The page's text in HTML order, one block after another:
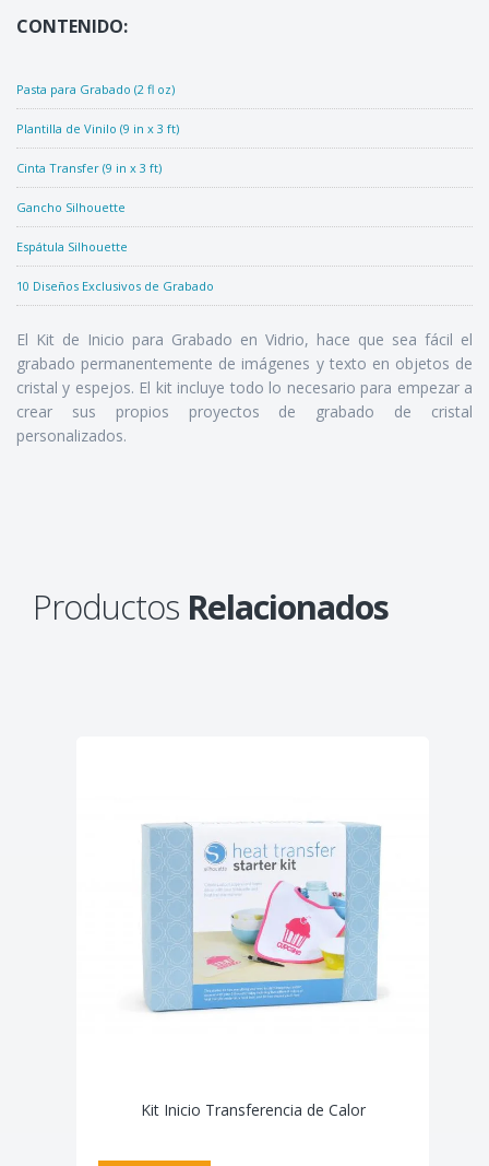
CONTENIDO:
Pasta para Grabado (2 fl oz)
Plantilla de Vinilo (9 in x 3 ft)
Cinta Transfer (9 in x 3 ft)
Gancho Silhouette
Espátula Silhouette
10 Diseños Exclusivos de Grabado
El Kit de Inicio para Grabado en Vidrio, hace que sea fácil el
grabado permanentemente de imágenes y texto en objetos de
cristal y espejos. El kit incluye todo lo necesario para empezar a
crear sus propios proyectos de grabado de cristal
personalizados.
Productos Relacionados
Kit Inicio Transferencia de Calor